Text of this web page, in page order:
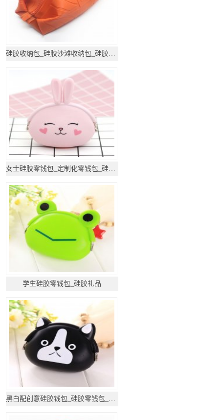
硅胶收纳包_硅胶沙滩收纳包_硅胶礼品
女士硅胶零钱包_定制化零钱包_硅胶礼品
学生硅胶零钱包_硅胶礼品
黑白配创意硅胶钱包_硅胶零钱包_硅胶礼品